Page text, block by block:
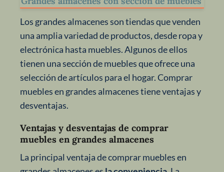
Los grandes almacenes son tiendas que venden
una amplia variedad de productos, desde ropa y
electrónica hasta muebles. Algunos de ellos
tienen una sección de muebles que ofrece una
selección de artículos para el hogar. Comprar
muebles en grandes almacenes tiene ventajas y
desventajas.
Ventajas y desventajas de comprar
muebles en grandes almacenes
La principal ventaja de comprar muebles en